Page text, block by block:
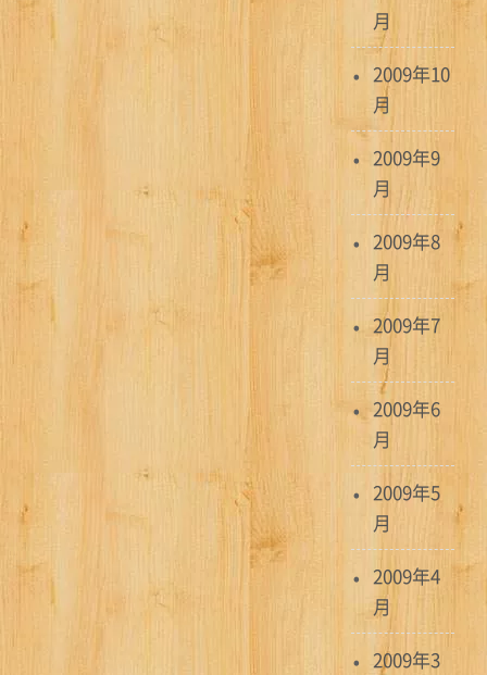
月
2009年10
月
2009年9
月
2009年8
月
2009年7
月
2009年6
月
2009年5
月
2009年4
月
2009年3